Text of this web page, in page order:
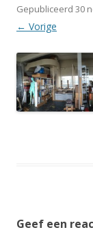
Gepubliceerd 30
← Vorige
Geef een